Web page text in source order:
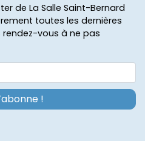
de La Salle Saint-Bernard
toutes les dernières
vous à ne pas